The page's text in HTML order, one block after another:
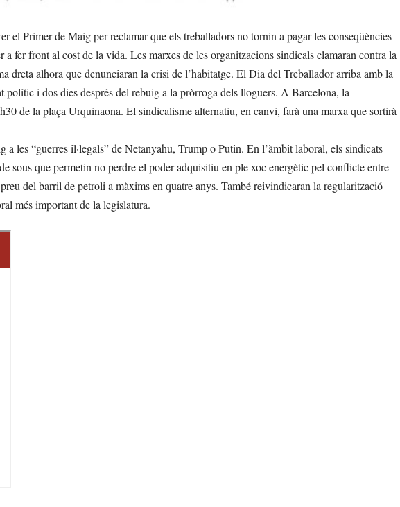
el Primer de Maig per reclamar que els treballadors no tornin a pagar les conseqüències
fer front al cost de la vida. Les marxes de les organitzacions sindicals clamaran contra la
dreta alhora que denunciaran la crisi de l’habitatge. El Dia del Treballador arriba amb la
polític i dos dies després del rebuig a la pròrroga dels lloguers. A Barcelona, la
de la plaça Urquinaona. El sindicalisme alternatiu, en canvi, farà una marxa que sortirà
a les “guerres il·legals” de Netanyahu, Trump o Putin. En l’àmbit laboral, els sindicats
sous que permetin no perdre el poder adquisitiu en ple xoc energètic pel conflicte entre
del barril de petroli a màxims en quatre anys. També reivindicaran la regularització
més important de la legislatura.